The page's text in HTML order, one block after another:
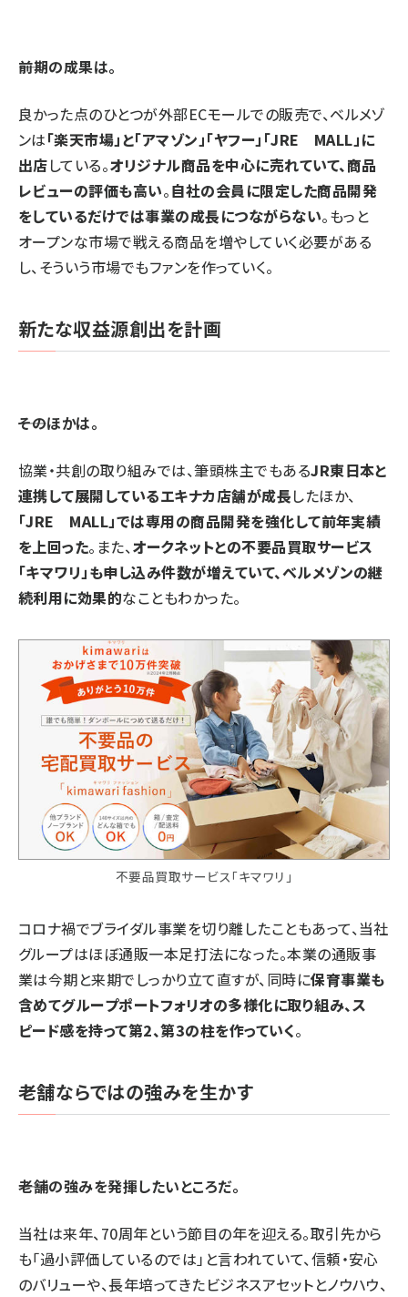
――前期の成果は。
良かった点のひとつが外部ECモールでの販売で、ベルメゾ
ンは「楽天市場」と「アマゾン」「ヤフー」「JRE MALL」に
出店している。オリジナル商品を中心に売れていて、商品
レビューの評価も高い。自社の会員に限定した商品開発
をしているだけでは事業の成長につながらない。もっと
オープンな市場で戦える商品を増やしていく必要がある
し、そういう市場でもファンを作っていく。
新たな収益源創出を計画
――そのほかは。
協業・共創の取り組みでは、筆頭株主でもあるJR東日本と
連携して展開しているエキナカ店舗が成長したほか、
「JRE MALL」では専用の商品開発を強化して前年実績
を上回った。また、オークネットとの不要品買取サービス
「キマワリ」も申し込み件数が増えていて、ベルメゾンの継
続利用に効果的なこともわかった。
不要品買取サービス「キマワリ」
コロナ禍でブライダル事業を切り離したこともあって、当社
グループはほぼ通販一本足打法になった。本業の通販事
業は今期と来期でしっかり立て直すが、同時に保育事業も
含めてグループポートフォリオの多様化に取り組み、ス
ピード感を持って第2、第3の柱を作っていく。
老舗ならではの強みを生かす
――老舗の強みを発揮したいところだ。
当社は来年、70周年という節目の年を迎える。取引先から
も「過小評価しているのでは」と言われていて、信頼・安心
のバリューや、長年培ってきたビジネスアセットとノウハウ、